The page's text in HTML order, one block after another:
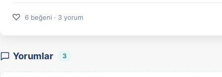
♡ 6 beğeni · 3 yorum
Yorumlar 3